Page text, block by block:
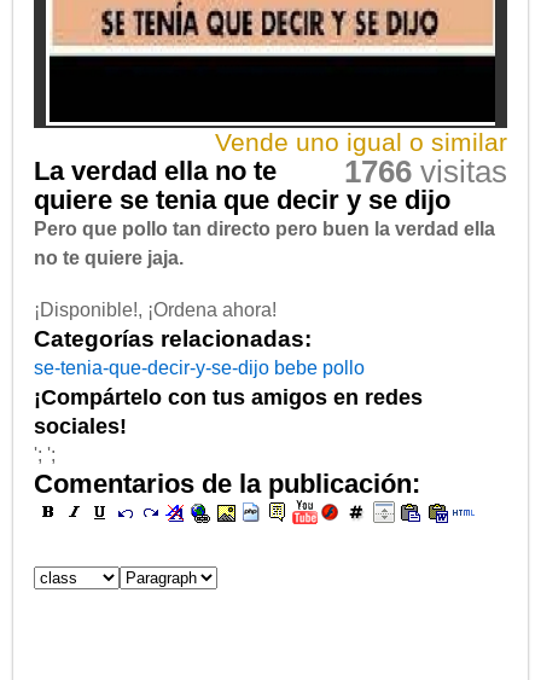
Vende uno igual o similar
1766visitas
La verdad ella no te
quiere se tenia que decir y se dijo
Pero que pollo tan directo pero buen la verdad ella
no te quiere jaja.
¡Disponible!, ¡Ordena ahora!
Categorías relacionadas:
se-tenia-que-decir-y-se-dijo bebe pollo
¡Compártelo con tus amigos en redes
sociales!
'; ';
Comentarios de la publicación: